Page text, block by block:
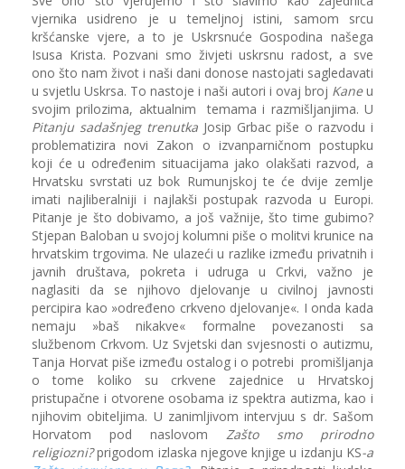
vjernika usidreno je u temeljnoj istini, samom srcu
kršćanske vjere, a to je Uskrsnuće Gospodina našega
Isusa Krista. Pozvani smo živjeti uskrsnu radost, a sve
ono što nam život i naši dani donose nastojati sagledavati
u svjetlu Uskrsa. To nastoje i naši autori i ovaj broj Kaneu
svojim prilozima, aktualnim temama i razmišljanjima. U
Pitanju sadašnjeg trenutkaJosip Grbac piše o razvodu i
problematizira novi Zakon o izvanparničnom postupku
koji će u određenim situacijama jako olakšati razvod, a
Hrvatsku svrstati uz bok Rumunjskoj te će dvije zemlje
imati najliberalniji i najlakši postupak razvoda u Europi.
Pitanje je što dobivamo, a još važnije, što time gubimo?
Stjepan Baloban u svojoj kolumni piše o molitvi krunice na
hrvatskim trgovima. Ne ulazeći u razlike između privatnih i
javnih društava, pokreta i udruga u Crkvi, važno je
naglasiti da se njihovo djelovanje u civilnoj javnosti
percipira kao »određeno crkveno djelovanje«. I onda kada
nemaju »baš nikakve« formalne povezanosti sa
službenom Crkvom. Uz Svjetski dan svjesnosti o autizmu,
Tanja Horvat piše između ostalog i o potrebi promišljanja
o tome koliko su crkvene zajednice u Hrvatskoj
pristupačne i otvorene osobama iz spektra autizma, kao i
njihovim obiteljima. U zanimljivom intervjuu s dr. Sašom
Horvatom pod naslovom Zašto smo prirodno
religiozni?prigodom izlaska njegove knjige u izdanju KS-a